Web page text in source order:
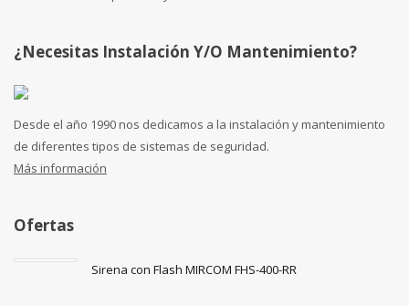
¿Necesitas Instalación Y/o Mantenimiento?
Desde el año 1990 nos dedicamos a la instalación y mantenimiento
de diferentes tipos de sistemas de seguridad.
Más información
Ofertas
Sirena con Flash MIRCOM FHS-400-RR